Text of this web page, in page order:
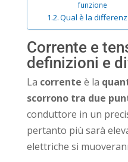
funzione
Qual è la
Corrente e
definizioni e
La corrente è la
scorrono tra due
conduttore in un
pertanto più sarà
elettriche si